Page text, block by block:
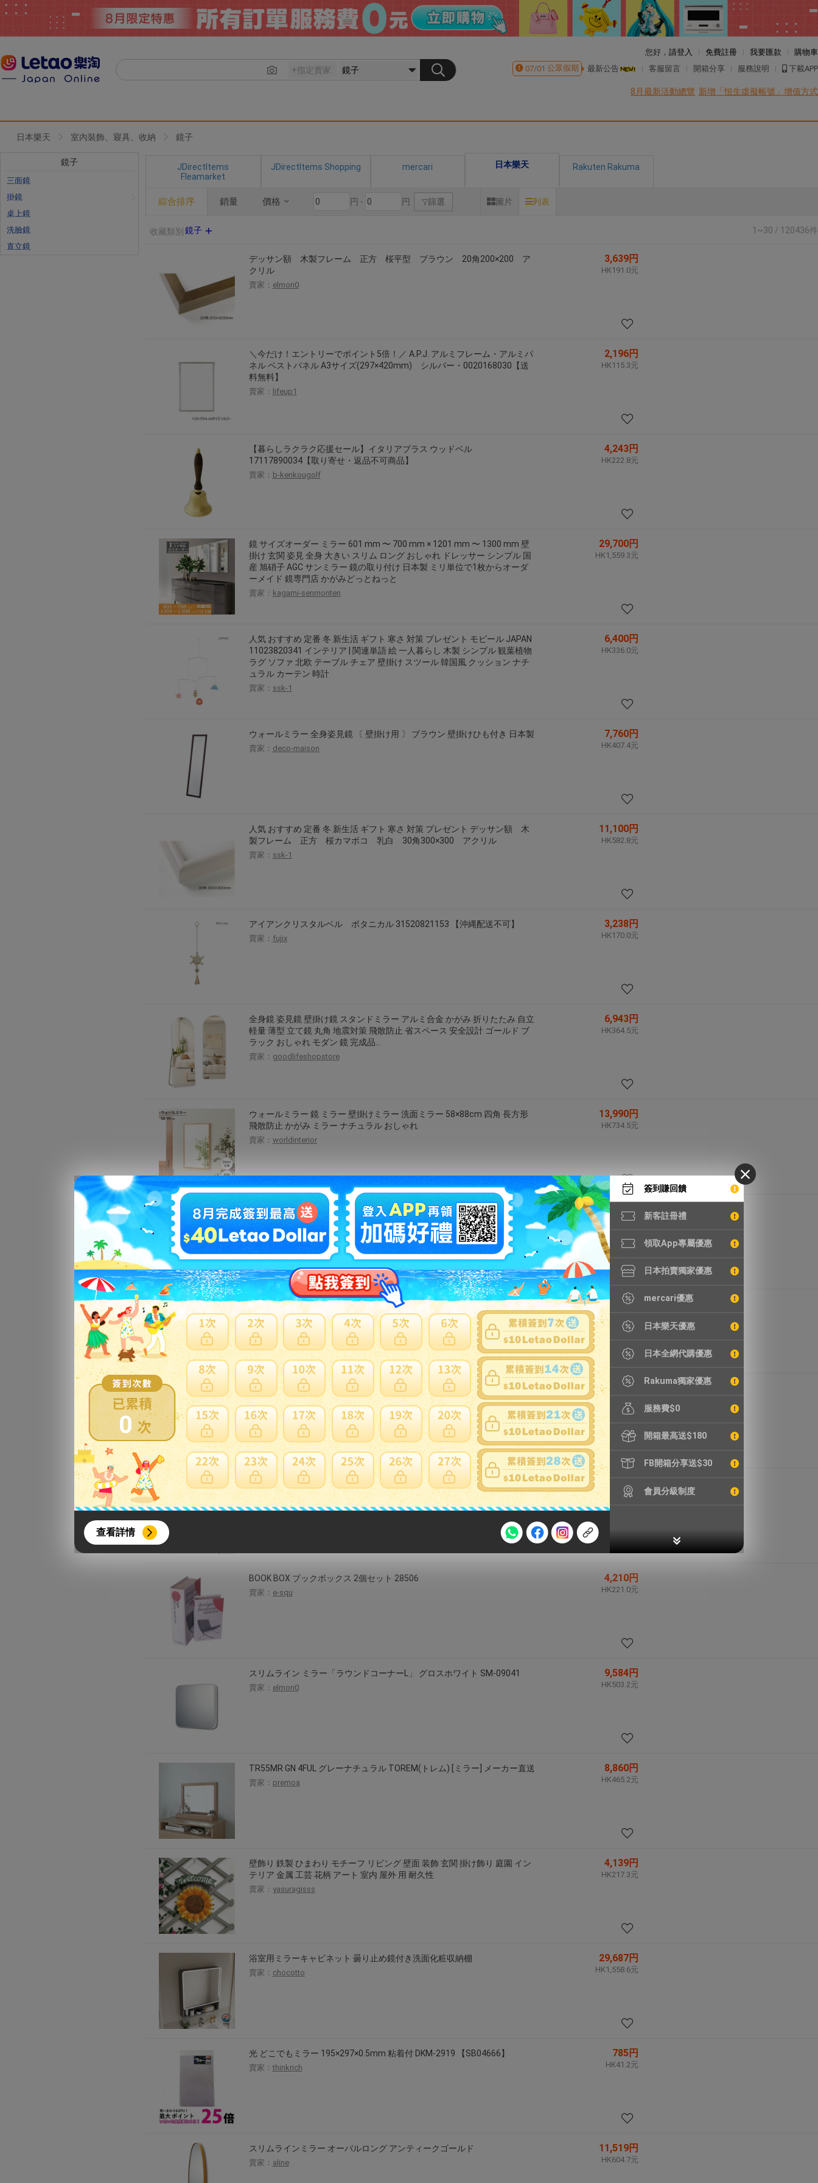
0
注意事項
【8月簽到活動】
活動期間：
2026年8月1日上午00:00開始至2026年8月31日晚上23:59結束。
，系統會即時發放「$10 Letao Dollar」至會員帳戶中。
Letao Dollar使用規則：
Letao Dollar不可用於購買商品為「門票、優惠券、住宿券、禮券、儲值卡……等等」、48小時外付款、
類現金商品、日本寄日本之訂單。
使用Letao Dollar之委託單，如因價格不符、缺貨、非Letao因素(退貨不會歸還)退單者，退回的Letao
Dollar使用期限不會延長。
Letao 保有所有變更、修改或提前終止之權利，如有變更恕不另行通知，將以官網公告為準。
查看詳情
簽到賺回饋
新客註冊禮
領取App專屬優惠
日本拍賣獨家優惠
mercari優惠
日本樂天優惠
日本全網代購優惠
Rakuma獨家優惠
服務費$0
開箱最高送$180
FB開箱分享送$30
會員分級制度
您好， 請登入 免費註冊 我要匯款
購物車
07/01 公眾假期 最新公告 客服留言 開箱分享 服務說明 下載APP
8月最新活動總覽 新增「恒生虛擬帳號」增值方式
日本樂天 室內裝飾、寢具、收納 鏡子
鏡子
三面鏡
掛鏡
桌上鏡
洗臉鏡
直立鏡
JDirectItems
Fleamarket
JDirectItems Shopping mercari 日本樂天 Rakuten Rakuma
綜合排序 銷量 價格 円 - 円 篩選 圖片 列表
收藏類別 鏡子 1~30 / 120436件
デッサン額 木製フレーム 正方 桜平型 ブラウン 20角200×200 ア
クリル
賣家： elmon0
3,639円
HK191.0元
＼今だけ！エントリーでポイント5倍！／ A.P.J. アルミフレーム・アルミパ
ネル ベストパネル A3サイズ(297×420mm) シルバー・0020168030【送
料無料】
賣家： lifeup1
2,196円
HK115.3元
【暮らしラクラク応援セール】イタリアブラス ウッドベル
17117890034【取り寄せ・返品不可商品】
賣家： b-kenkougolf
4,243円
HK222.8元
鏡 サイズオーダー ミラー 601 mm 〜 700 mm × 1201 mm 〜 1300 mm 壁
掛け 玄関 姿見 全身 大きい スリム ロング おしゃれ ドレッサー シンプル 国
産 旭硝子 AGC サンミラー 鏡の取り付け 日本製 ミリ単位で1枚からオーダ
ーメイド 鏡専門店 かがみどっとねっと
賣家： kagami-senmonten
29,700円
HK1,559.3元
人気 おすすめ 定番 冬 新生活 ギフト 寒さ 対策 プレゼント モビール JAPAN
11023820341 インテリア | 関連単語 絵 一人暮らし 木製 シンプル 観葉植物
ラグ ソファ 北欧 テーブル チェア 壁掛け スツール 韓国風 クッション ナチ
ュラル カーテン 時計
賣家： ssk-1
6,400円
HK336.0元
ウォールミラー 全身姿見鏡 〔 壁掛け用 〕 ブラウン 壁掛けひも付き 日本製
賣家： deco-maison
7,760円
HK407.4元
人気 おすすめ 定番 冬 新生活 ギフト 寒さ 対策 プレゼント デッサン額 木
製フレーム 正方 桜カマボコ 乳白 30角300×300 アクリル
賣家： ssk-1
11,100円
HK582.8元
アイアンクリスタルベル ボタニカル 31520821153 【沖縄配送不可】
賣家： fujix
3,238円
HK170.0元
全身鏡 姿見鏡 壁掛け鏡 スタンドミラー アルミ合金 かがみ 折りたたみ 自立
軽量 薄型 立て鏡 丸角 地震対策 飛散防止 省スペース 安全設計 ゴールド ブ
ラック おしゃれ モダン 鏡 完成品…
賣家： goodlifeshopstore
6,943円
HK364.5元
ウォールミラー 鏡 ミラー 壁掛けミラー 洗面ミラー 58×88cm 四角 長方形
飛散防止 かがみ ミラー ナチュラル おしゃれ
賣家： worldinterior
13,990円
HK734.5元
コポー 秘密結社カエル団長 73799
賣家：q-uoli
1,665円
HK87.4元
マジックミラー 国産のマジックミラー（板厚 3ミリ）四角形（長方形）糸
面取り加工（面取り幅1〜2ミリ）：305mmx762mm 夏セール 送料無料 模
様替え
賣家： kagami
32,100円
HK1,685.3元
アンティークミラー ヘキサゴン L ミラーL
賣家： astalio
4,154円
HK218.1元
スタンドミラー MTK-312NA ミラー 鏡 カガミ スタンド 全身鏡 かがみ 全身
かがみ 玄関 エントランス 出入口 身支度 幅43cm 高さ158cm 天然木 壁掛け
可 スタンド取り外し可 北欧 おしゃれ 新生活 人気 店舗 おすすめ インテリ
40,150円
HK2,107.9元
BOOK BOX ブックボックス 2個セット 28506
賣家： e-squ
4,210円
HK221.0元
スリムライン ミラー「ラウンドコーナーL」 グロスホワイト SM-09041
賣家： elmon0
9,584円
HK503.2元
TR55MR GN 4FUL グレーナチュラル TOREM(トレム) [ミラー] メーカー直送
賣家： premoa
8,860円
HK465.2元
壁飾り 鉄製 ひまわり モチーフ リビング 壁面 装飾 玄関 掛け飾り 庭園 イン
テリア 金属 工芸 花柄 アート 室内 屋外 用 耐久性
賣家： yasuragisss
4,139円
HK217.3元
浴室用ミラーキャビネット 曇り止め鏡付き洗面化粧収納棚
賣家： chocotto
29,687円
HK1,558.6元
光 どこでもミラー 195×297×0.5mm 粘着付 DKM-2919 【SB04666】
賣家：thinkrich
785円
HK41.2元
スリムラインミラー オーバルロング アンティークゴールド
賣家： aline
11,519円
HK604.7元